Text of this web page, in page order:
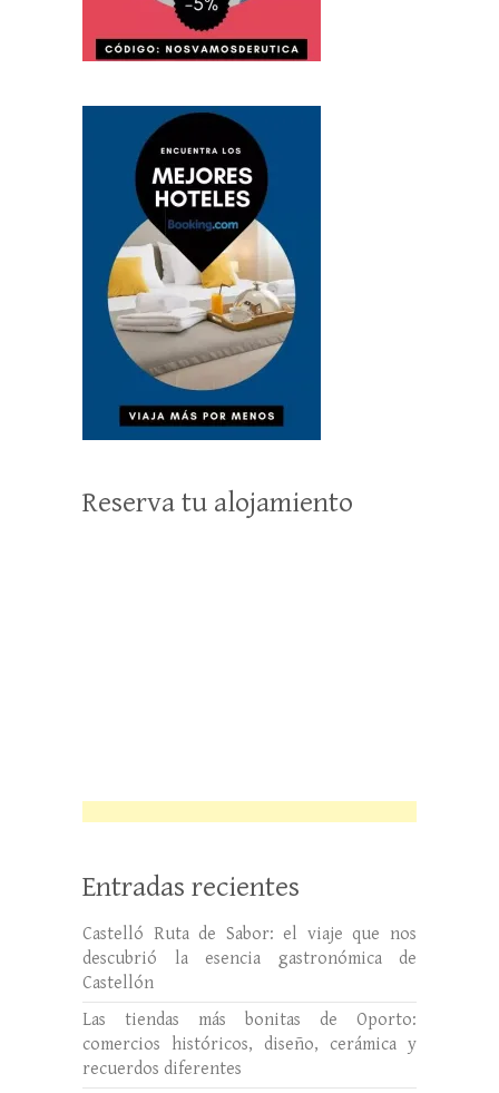
Reserva tu alojamiento
Entradas recientes
Castelló Ruta de Sabor: el viaje que nos
descubrió la esencia gastronómica de
Castellón
Las tiendas más bonitas de Oporto:
comercios históricos, diseño, cerámica y
recuerdos diferentes